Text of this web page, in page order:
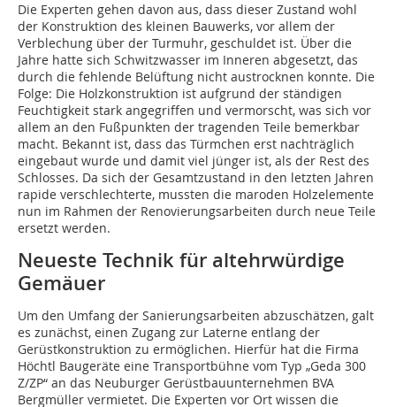
Die Experten gehen davon aus, dass dieser Zustand wohl
der Konstruktion des kleinen Bauwerks, vor allem der
Verblechung über der Turmuhr, geschuldet ist. Über die
Jahre hatte sich Schwitzwasser im Inneren abgesetzt, das
durch die fehlende Belüftung nicht austrocknen konnte. Die
Folge: Die Holzkonstruktion ist aufgrund der ständigen
Feuchtigkeit stark angegriffen und vermorscht, was sich vor
allem an den Fußpunkten der tragenden Teile bemerkbar
macht. Bekannt ist, dass das Türmchen erst nachträglich
eingebaut wurde und damit viel jünger ist, als der Rest des
Schlosses. Da sich der Gesamtzustand in den letzten Jahren
rapide verschlechterte, mussten die maroden Holzelemente
nun im Rahmen der Renovierungsarbeiten durch neue Teile
ersetzt werden.
Neueste Technik für altehrwürdige
Gemäuer
Um den Umfang der Sanierungsarbeiten abzuschätzen, galt
es zunächst, einen Zugang zur Laterne entlang der
Gerüstkonstruktion zu ermöglichen. Hierfür hat die Firma
Höchtl Baugeräte eine Transportbühne vom Typ „Geda 300
Z/ZP“ an das Neuburger Gerüstbauunternehmen BVA
Bergmüller vermietet. Die Experten vor Ort wissen die